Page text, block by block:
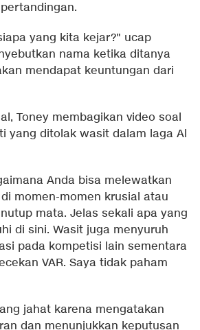
yang kita kejar?" ucap
nama ketika ditanya
mendapat keuntungan dari
Toney membagikan video soal
yang ditolak wasit dalam laga Al
Anda bisa melewatkan
momen-momen krusial atau
mata. Jelas sekali apa yang
di sini. Wasit juga menyuruh
pada kompetisi lain sementara
VAR. Saya tidak paham
jahat karena mengatakan
dan menunjukkan keputusan